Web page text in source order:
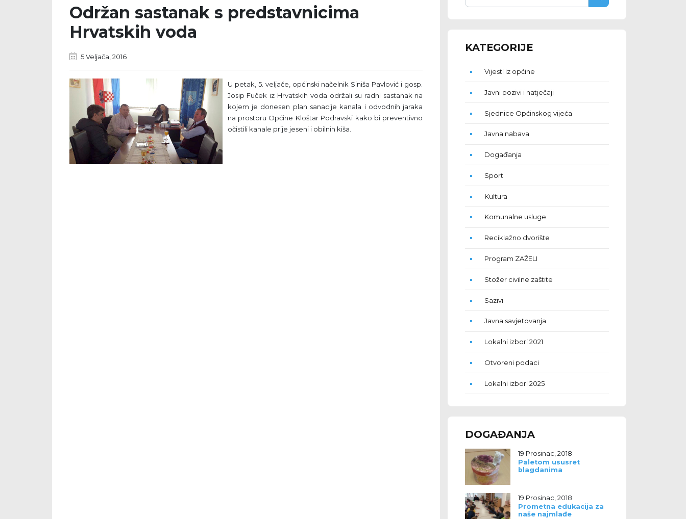
Održan sastanak s predstavnicima
Hrvatskih voda
5 Veljača, 2016
U petak, 5. veljače, općinski načelnik Siniša Pavlović i gosp.
Josip Fuček iz Hrvatskih voda održali su radni sastanak na
kojem je donesen plan sanacije kanala i odvodnih jaraka
na prostoru Općine Kloštar Podravski kako bi preventivno
očistili kanale prije jeseni i obilnih kiša.
KATEGORIJE
Vijesti iz općine
Javni pozivi i natječaji
Sjednice Općinskog vijeća
Javna nabava
Događanja
Sport
Kultura
Komunalne usluge
Reciklažno dvorište
Program ZAŽELI
Stožer civilne zaštite
Sazivi
Javna savjetovanja
Lokalni izbori 2021
Otvoreni podaci
Lokalni izbori 2025
DOGAĐANJA
19 Prosinac, 2018
Paletom ususret
blagdanima
19 Prosinac, 2018
Prometna edukacija za
naše najmlađe